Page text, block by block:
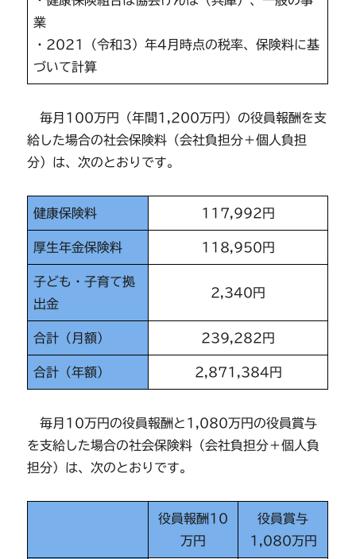
業
・2021（令和3）年4月時点の税率、保険料に基
づいて計算
毎月100万円（年間1,200万円）の役員報酬を支
給した場合の社会保険料（会社負担分＋個人負担
分）は、次のとおりです。
健康保険料 117,992円
厚生年金保険料 118,950円
子ども・子育て拠
出金
2,340円
合計（月額） 239,282円
合計（年額） 2,871,384円
毎月10万円の役員報酬と1,080万円の役員賞与
を支給した場合の社会保険料（会社負担分＋個人負
担分）は、次のとおりです。
役員報酬10
万円
役員賞与
1,080万円